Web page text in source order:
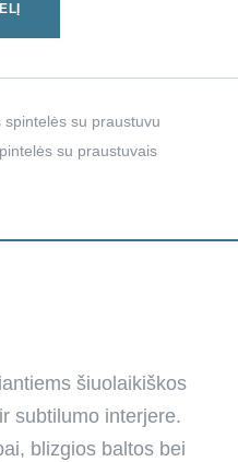
spintelės su praustuvu
su praustuvais
šiuolaikiškos
subtilumo interjere.
blizgios baltos bei